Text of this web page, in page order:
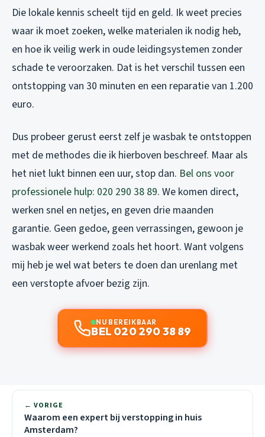
Die lokale kennis scheelt tijd en geld. Ik weet precies
waar ik moet zoeken, welke materialen ik nodig heb,
en hoe ik veilig werk in oude leidingsystemen zonder
schade te veroorzaken. Dat is het verschil tussen een
ontstopping van 30 minuten en een reparatie van 1.200
euro.
Dus probeer gerust eerst zelf je wasbak te ontstoppen
met de methodes die ik hierboven beschreef. Maar als
het niet lukt binnen een uur, stop dan. Bel ons voor
professionele hulp: 020 290 38 89. We komen direct,
werken snel en netjes, en geven drie maanden
garantie. Geen gedoe, geen verrassingen, gewoon je
wasbak weer werkend zoals het hoort. Want volgens
mij heb je wel wat beters te doen dan urenlang met
een verstopte afvoer bezig zijn.
NU BEREIKBAAR
BEL 020 290 38 89
← VORIGE
Waarom een expert bij verstopping in huis
Amsterdam?